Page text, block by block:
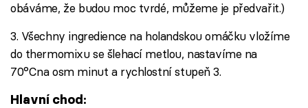
obáváme, že budou moc tvrdé, můžeme je předvařit.)
3. Všechny ingredience na holandskou omáčku vložíme
do thermomixu se šlehací metlou, nastavíme na
70°Cna osm minut a rychlostní stupeň 3.
Hlavní chod: